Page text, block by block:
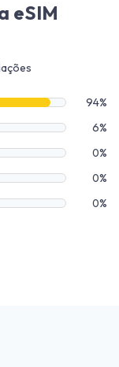
eSIM
94%
6%
0%
0%
0%